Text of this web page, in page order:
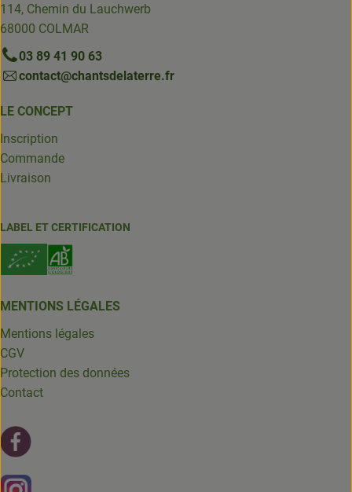
114, Chemin du Lauchwerb
68000 COLMAR
03 89 41 90 63
contact@chantsdelaterre.fr
LE CONCEPT
Inscription
Commande
Livraison
LABEL ET CERTIFICATION
MENTIONS LÉGALES
Mentions légales
CGV
Protection des données
Contact
Lien externe vers https://www.instagram.com/